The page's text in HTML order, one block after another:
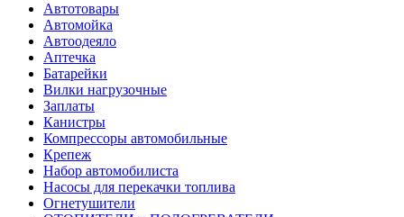
Автотовары
Автомойка
Автоодеяло
Аптечка
Батарейки
Вилки нагрузочные
Заплаты
Канистры
Компрессоры автомобильные
Крепеж
Набор автомобилиста
Насосы для перекачки топлива
Огнетушители